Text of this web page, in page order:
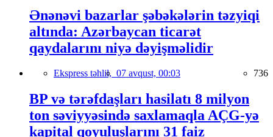
Ənənəvi bazarlar şəbəkələrin təzyiqi
altında: Azərbaycan ticarət
qaydalarını niyə dəyişməlidir
Ekspress təhlil, 07 avqust, 00:03 736
BP və tərəfdaşları hasilatı 8 milyon
ton səviyyəsində saxlamaqla AÇG-yə
kapital qoyuluşlarını 31 faiz